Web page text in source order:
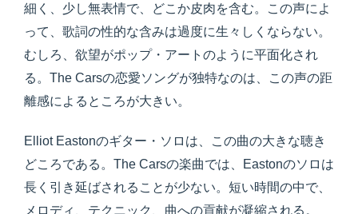
細く、少し無表情で、どこか皮肉を含む。この声によ
って、歌詞の性的な含みは過度に生々しくならない。
むしろ、欲望がポップ・アートのように平面化され
る。The Carsの恋愛ソングが独特なのは、この声の距
離感によるところが大きい。
Elliot Eastonのギター・ソロは、この曲の大きな聴き
どころである。The Carsの楽曲では、Eastonのソロは
長く引き延ばされることが少ない。短い時間の中で、
メロディ、テクニック、曲への貢献が凝縮される。